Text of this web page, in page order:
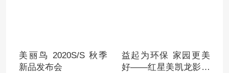
美丽鸟 2020S/S 秋季
新品发布会
益起为环保 家园更美
好——红星美凯龙影业